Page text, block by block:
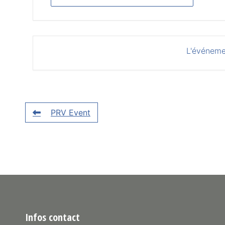
PRV Event
Infos contact